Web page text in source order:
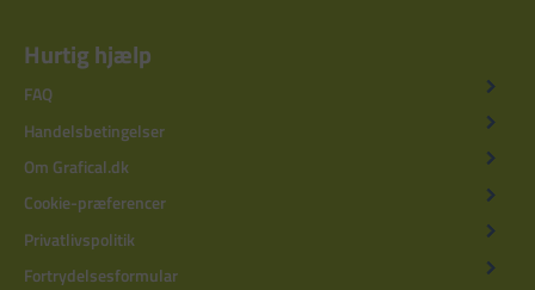
Hurtig hjælp
FAQ
Handelsbetingelser
Om Grafical.dk
Cookie-præferencer
Privatlivspolitik
Fortrydelsesformular